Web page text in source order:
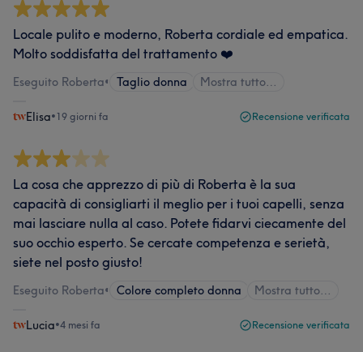
Locale pulito e moderno, Roberta cordiale ed empatica.
Molto soddisfatta del trattamento ❤️
Eseguito Roberta• Taglio donna Mostra tutto…
Elisa•19 giorni fa Recensione verificata
La cosa che apprezzo di più di Roberta è la sua
capacità di consigliarti il meglio per i tuoi capelli, senza
mai lasciare nulla al caso. Potete fidarvi ciecamente del
suo occhio esperto. Se cercate competenza e serietà,
siete nel posto giusto! ​
Eseguito Roberta• Colore completo donna Mostra tutto…
Lucia•4 mesi fa Recensione verificata